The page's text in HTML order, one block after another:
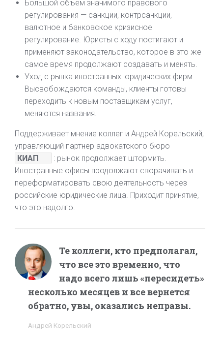
Большой объем значимого правового
регулирования — санкции, контрсанкции,
валютное и банковское кризисное
регулирование. Юристы с ходу постигают и
применяют законодательство, которое в это же
самое время продолжают создавать и менять.
Уход с рынка иностранных юридических фирм.
Высвобождаются команды, клиенты готовы
переходить к новым поставщикам услуг,
меняются названия.
Поддерживает мнение коллег и Андрей Корельский,
управляющий партнер адвокатского бюро
КИАП
: рынок продолжает штормить.
Иностранные офисы продолжают сворачивать и
переформатировать свою деятельность через
российские юридические лица. Приходит принятие,
что это надолго.
Те коллеги, кто предполагал,
что все это временно, что
надо всего лишь «пересидеть»
несколько месяцев и все вернется
обратно, увы, оказались неправы.
Андрей Корельский